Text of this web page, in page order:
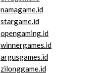
namagame.id
stargame.id
opengaming.id
winnergames.id
argusgames.id
zilonggame.id